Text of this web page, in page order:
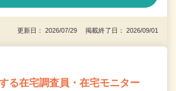
更新日： 2026/07/29 掲載終了日： 2026/09/01
る在宅調査員・在宅モニター